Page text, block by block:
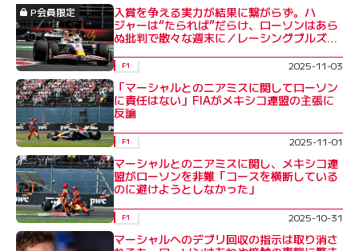
P会員限定
入賞を争える実力が結果に繋がらず。ハ
ジャーは“たられば”だらけ、ローソンはあら
ぬ批判で散々な週末に／レーシングブルズコ
F1 2025-11-03
「マーシャルとのニアミスに関してローソン
に責任はない」FIAがメキシコ連盟の主張に
反論
F1 2025-11-01
マーシャルとのニアミスに関し、メキシコ連
盟がローソンを非難「コースを横断している
のに避けようとしなかった」
F1 2025-10-31
マーシャルへのデブリ回収の指示は取り消さ